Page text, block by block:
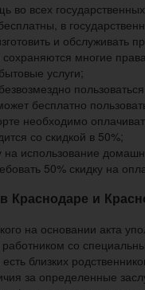
во всех
в
и обслуживать
многие
услуги;
бесплатно
необходимо
со скидкой в 50%;
на использование
50% скидку на
Краснодаре и
на основании акта
со
есть близких
за определенные